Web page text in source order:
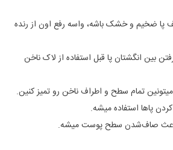
پا ضخیم و خشک باشه، واسه رفع اون از رنده
بین انگشتان پا قبل استفاده از لاک ناخن
تمام سطح و اطراف ناخن رو تمیز کنین.
پاها استفاده میشه.
صاف‌شدن سطح پوست میشه.